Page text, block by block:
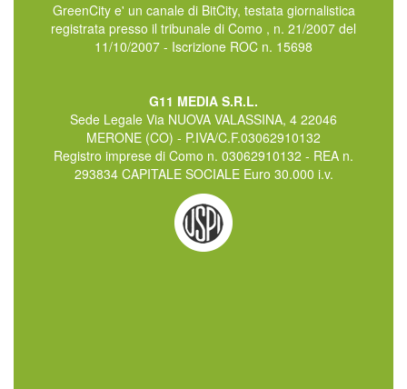
GreenCity e' un canale di BitCity, testata giornalistica
registrata presso il tribunale di Como , n. 21/2007 del
11/10/2007 - Iscrizione ROC n. 15698
G11 MEDIA S.R.L.
Sede Legale Via NUOVA VALASSINA, 4 22046
MERONE (CO) - P.IVA/C.F.03062910132
Registro imprese di Como n. 03062910132 - REA n.
293834 CAPITALE SOCIALE Euro 30.000 i.v.